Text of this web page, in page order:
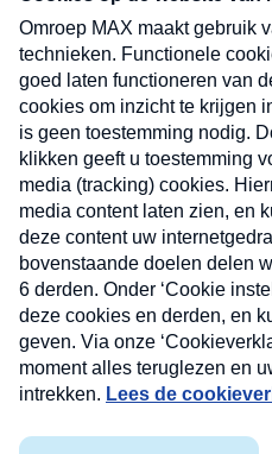
uw mailbox.
Privacyverklaring
Nieuwsbrief
Neem hier een gratis
nieuwsbrief. Elke vrijdag-